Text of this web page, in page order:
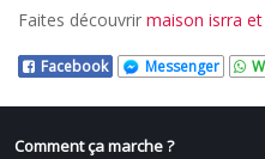
Faites découvrir maison isrra
Facebook Messenger
Comment ça marche ?